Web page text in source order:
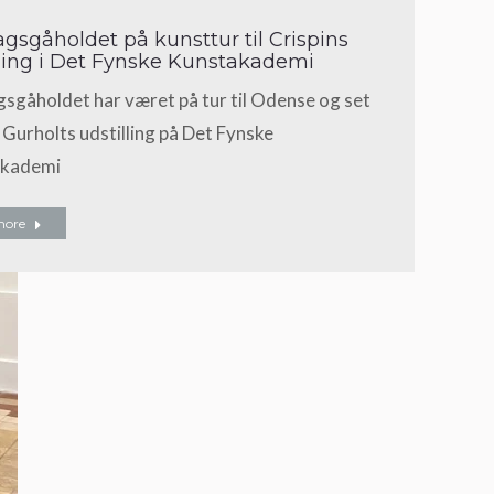
på kunsttur til Crispins
i Det Fynske Kunstakademi
har været på tur til Odense og set
udstilling på Det Fynske